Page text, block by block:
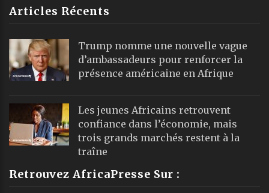
Articles Récents
Trump nomme une nouvelle vague
d’ambassadeurs pour renforcer la
présence américaine en Afrique
Les jeunes Africains retrouvent
confiance dans l’économie, mais
trois grands marchés restent à la
traîne
Retrouvez AfricaPresse Sur :